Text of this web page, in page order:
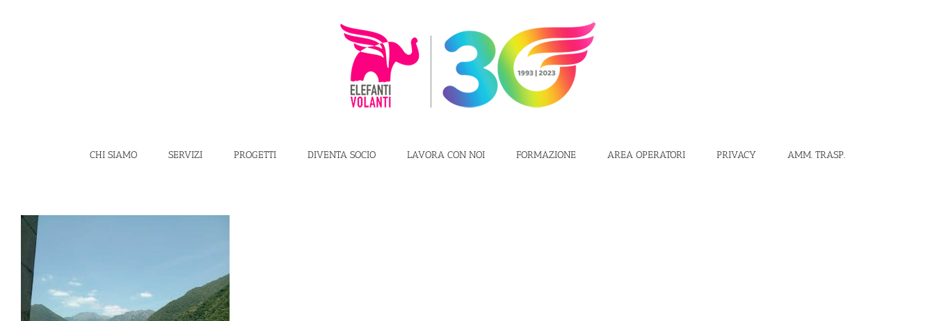
CHI SIAMO SERVIZI PROGETTI DIVENTA SOCIO LAVORA CON NOI FORMAZIONE AREA OPERATORI PRIVACY AMM. TRASP.